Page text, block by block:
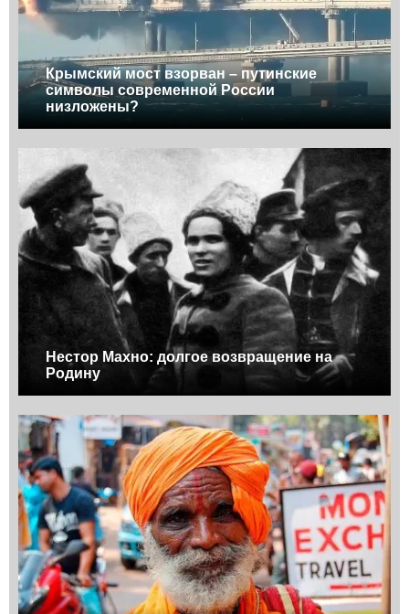
Крымский мост взорван – путинские
символы современной России
низложены?
Нестор Махно: долгое возвращение на
Родину